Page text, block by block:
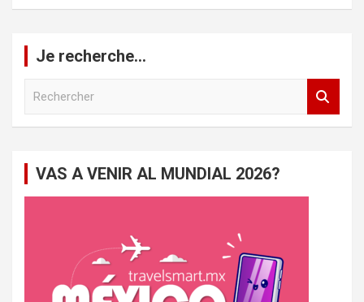
Je recherche…
c
VAS A VENIR AL MUNDIAL 2026?